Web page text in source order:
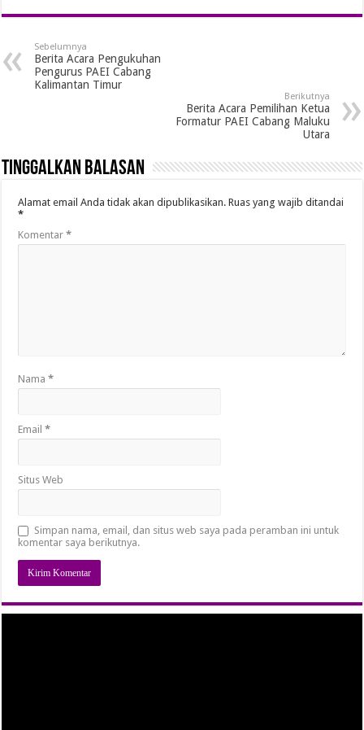
Sebelumnya
Berita Acara Pengukuhan
Pengurus PAEI Cabang
Kalimantan Timur
Berikutnya
Berita Acara Pemilihan Ketua
Formatur PAEI Cabang Maluku
Utara
Tinggalkan Balasan
Alamat email Anda tidak akan dipublikasikan. Ruas yang wajib ditandai
*
Komentar*
Nama*
Email*
Situs Web
Simpan nama, email, dan situs web saya pada peramban ini untuk
komentar saya berikutnya.